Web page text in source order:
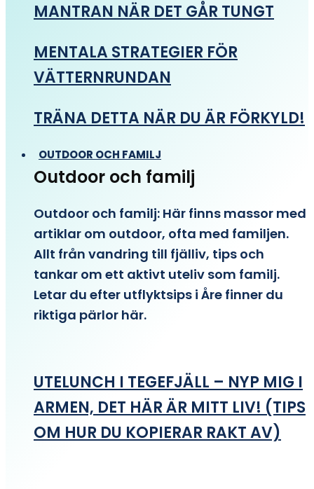
MANTRAN NÄR DET GÅR TUNGT
MENTALA STRATEGIER FÖR
VÄTTERNRUNDAN
TRÄNA DETTA NÄR DU ÄR FÖRKYLD!
OUTDOOR OCH FAMILJ
Outdoor och familj
Outdoor och familj: Här finns massor med
artiklar om outdoor, ofta med familjen.
Allt från vandring till fjälliv, tips och
tankar om ett aktivt uteliv som familj.
Letar du efter utflyktsips i Åre finner du
riktiga pärlor här.
UTELUNCH I TEGEFJÄLL – NYP MIG I
ARMEN, DET HÄR ÄR MITT LIV! (TIPS
OM HUR DU KOPIERAR RAKT AV)